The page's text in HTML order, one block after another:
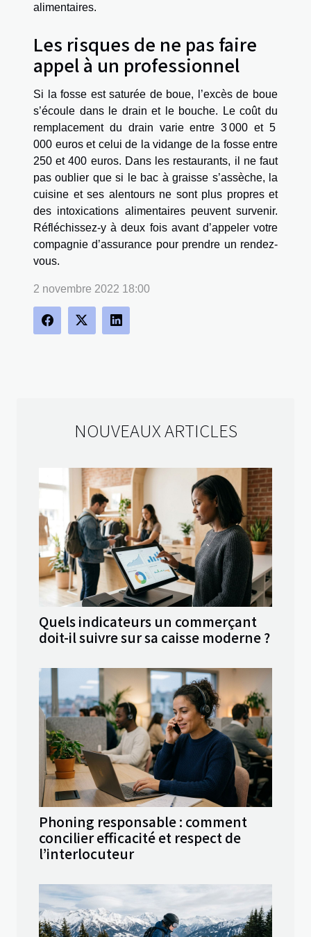
alimentaires.
Les risques de ne pas faire
appel à un professionnel
Si la fosse est saturée de boue, l’excès de boue
s’écoule dans le drain et le bouche. Le coût du
remplacement du drain varie entre 3 000 et 5
000 euros et celui de la vidange de la fosse entre
250 et 400 euros. Dans les restaurants, il ne faut
pas oublier que si le bac à graisse s’assèche, la
cuisine et ses alentours ne sont plus propres et
des intoxications alimentaires peuvent survenir.
Réfléchissez-y à deux fois avant d’appeler votre
compagnie d’assurance pour prendre un rendez-
vous.
2 novembre 2022 18:00
NOUVEAUX ARTICLES
Quels indicateurs un commerçant
doit-il suivre sur sa caisse moderne ?
Phoning responsable : comment
concilier efficacité et respect de
l’interlocuteur